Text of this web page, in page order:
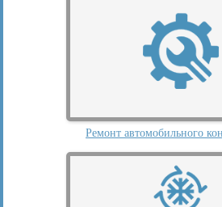
Ремонт автомобильного